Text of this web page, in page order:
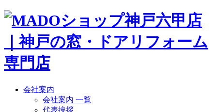
会社案内
会社案内 一覧
代表挨拶